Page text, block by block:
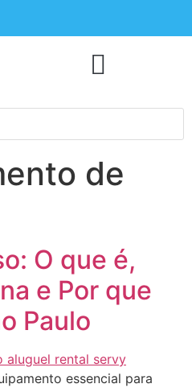
de
O que é,
e Por que
Paulo
essencial para